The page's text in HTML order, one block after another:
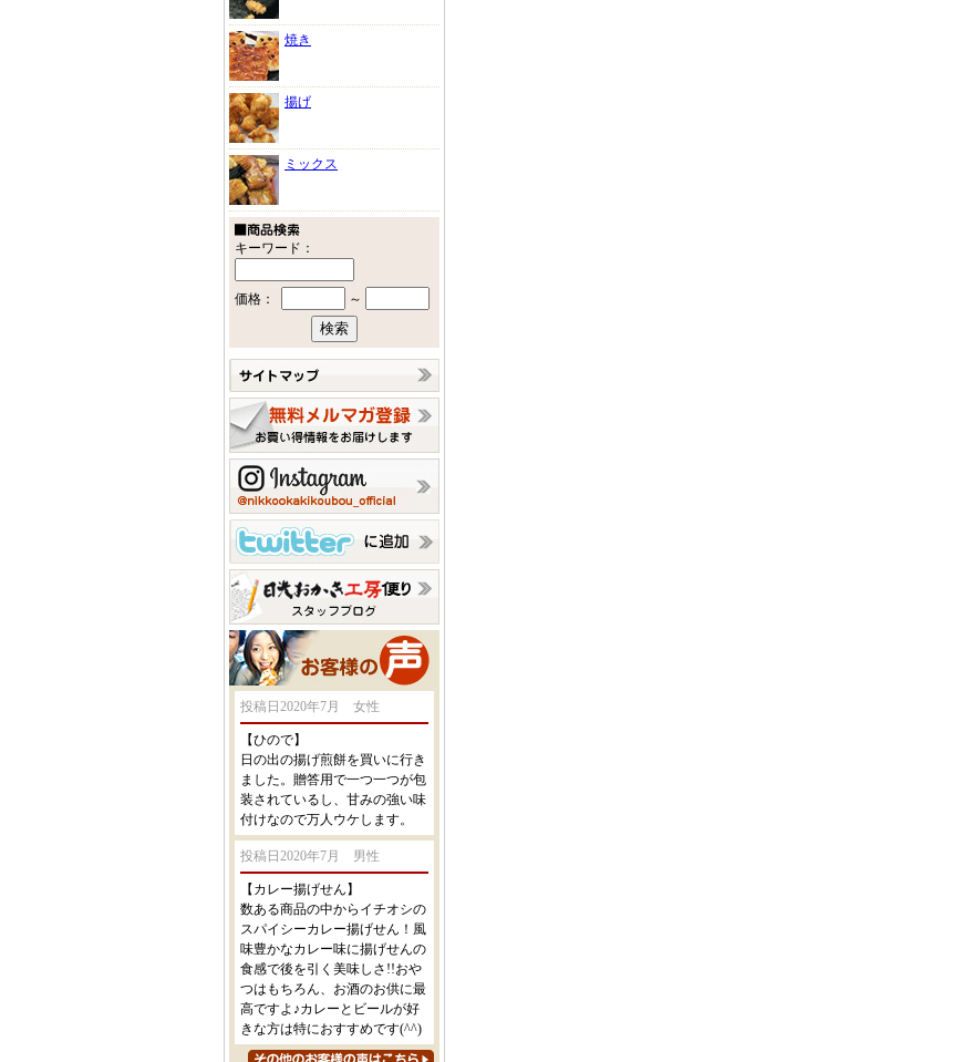
焼き
揚げ
ミックス
キーワード：
価格： ～
投稿日2020年7月 女性
【ひので】
日の出の揚げ煎餅を買いに行き
ました。贈答用で一つ一つが包
装されているし、甘みの強い味
付けなので万人ウケします。
投稿日2020年7月 男性
【カレー揚げせん】
数ある商品の中からイチオシの
スパイシーカレー揚げせん！風
味豊かなカレー味に揚げせんの
食感で後を引く美味しさ!!おや
つはもちろん、お酒のお供に最
高ですよ♪カレーとビールが好
きな方は特におすすめです(^^)